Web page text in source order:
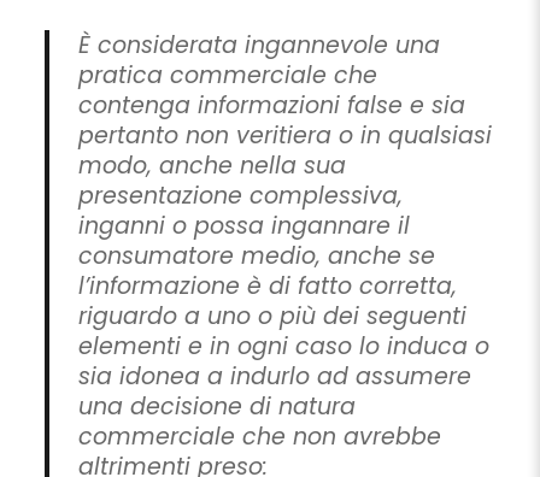
È considerata ingannevole una
pratica commerciale che
contenga informazioni false e sia
pertanto non veritiera o in qualsiasi
modo, anche nella sua
presentazione complessiva,
inganni o possa ingannare il
consumatore medio, anche se
l’informazione è di fatto corretta,
riguardo a uno o più dei seguenti
elementi e in ogni caso lo induca o
sia idonea a indurlo ad assumere
una decisione di natura
commerciale che non avrebbe
altrimenti preso: